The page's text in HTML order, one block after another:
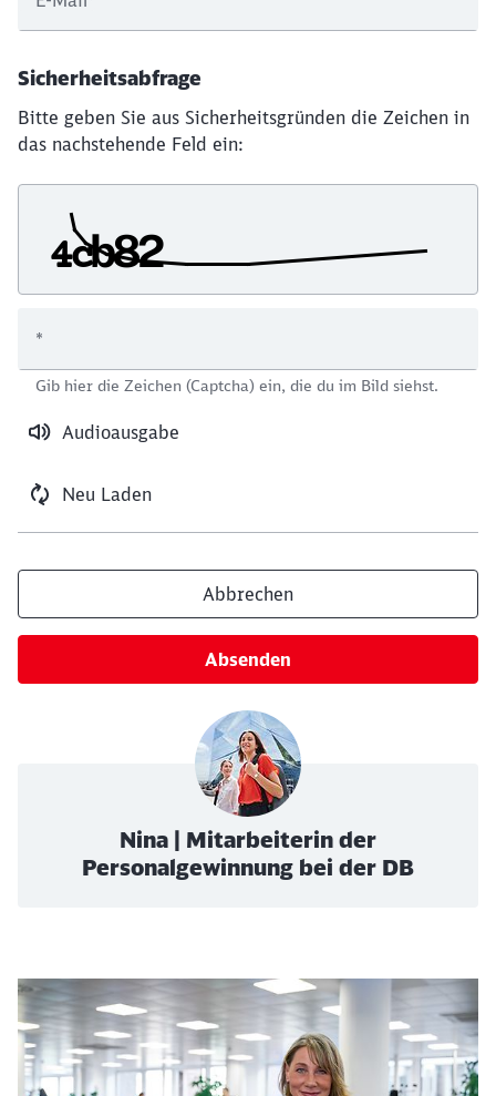
Sicherheitsabfrage
Bitte geben Sie aus Sicherheitsgründen die Zeichen in
das nachstehende Feld ein:
Audioausgabe
Neu Laden
*
Gib hier die Zeichen (Captcha) ein, die du im Bild siehst.
Abbrechen
Absenden
Nina | Mitarbeiterin der
Personalgewinnung bei der DB
Schließen
Möchten Sie zuweitergeleitet